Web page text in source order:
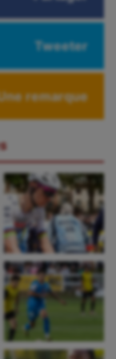
Tweeter
remarque